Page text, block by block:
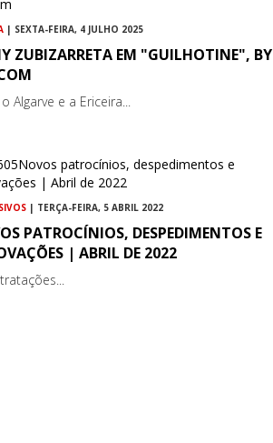
| SEXTA-FEIRA, 4 JULHO 2025
ZUBIZARRETA EM "GUILHOTINE", BY
Algarve e a Ericeira...
| TERÇA-FEIRA, 5 ABRIL 2022
PATROCÍNIOS, DESPEDIMENTOS E
| ABRIL DE 2022